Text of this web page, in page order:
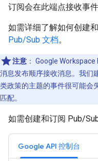
订阅会在此端点接收事件
如需详细了解如何创建
Pub/Sub 文档。
注意 ： Google Workspace
消息发布顺序接收消息。我们
类政策的主题的事件很可能会
匹配。
如需创建和订阅 Pub/
Google API 控制台